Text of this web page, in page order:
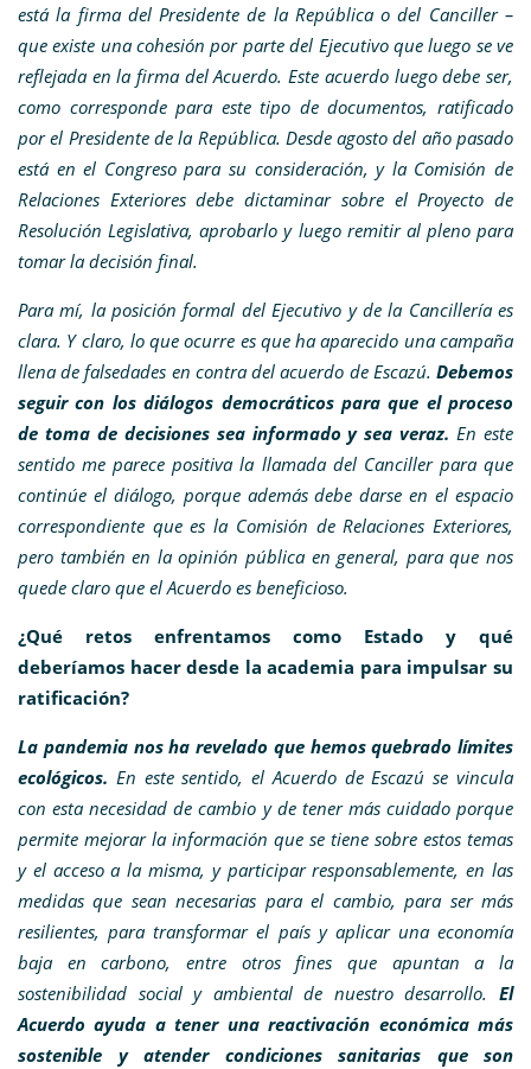
está la firma del Presidente de la República o del Canciller –
que existe una cohesión por parte del Ejecutivo que luego se ve
reflejada en la firma del Acuerdo. Este acuerdo luego debe ser,
como corresponde para este tipo de documentos, ratificado
por el Presidente de la República. Desde agosto del año pasado
está en el Congreso para su consideración, y la Comisión de
Relaciones Exteriores debe dictaminar sobre el Proyecto de
Resolución Legislativa, aprobarlo y luego remitir al pleno para
tomar la decisión final.
Para mí, la posición formal del Ejecutivo y de la Cancillería es
clara. Y claro, lo que ocurre es que ha aparecido una campaña
llena de falsedades en contra del acuerdo de Escazú. Debemos
seguir con los diálogos democráticos para que el proceso
de toma de decisiones sea informado y sea veraz. En este
sentido me parece positiva la llamada del Canciller para que
continúe el diálogo, porque además debe darse en el espacio
correspondiente que es la Comisión de Relaciones Exteriores,
pero también en la opinión pública en general, para que nos
quede claro que el Acuerdo es beneficioso.
¿Qué retos enfrentamos como Estado y qué
deberíamos hacer desde la academia para impulsar su
ratificación?
La pandemia nos ha revelado que hemos quebrado límites
ecológicos. En este sentido, el Acuerdo de Escazú se vincula
con esta necesidad de cambio y de tener más cuidado porque
permite mejorar la información que se tiene sobre estos temas
y el acceso a la misma, y participar responsablemente, en las
medidas que sean necesarias para el cambio, para ser más
resilientes, para transformar el país y aplicar una economía
baja en carbono, entre otros fines que apuntan a la
sostenibilidad social y ambiental de nuestro desarrollo. El
Acuerdo ayuda a tener una reactivación económica más
sostenible y atender condiciones sanitarias que son